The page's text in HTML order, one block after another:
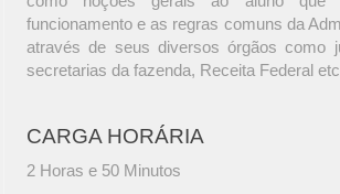
funcionamento e as regras comuns da
através de seus diversos órgãos como
secretarias da fazenda, Receita Federal
CARGA HORÁRIA
2 Horas e 50 Minutos